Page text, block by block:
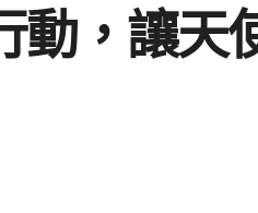
動，讓天